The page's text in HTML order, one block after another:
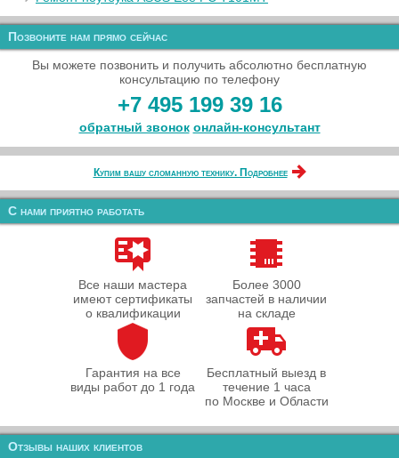
Позвоните нам прямо сейчас
Вы можете позвонить и получить абсолютно бесплатную
консультацию по телефону
+7 495 199 39 16
обратный звонок онлайн‑консультант
Купим вашу сломанную технику. Подробнее
С нами приятно работать
Все наши мастера
имеют сертификаты
о квалификации
Более 3000
запчастей в наличии
на складе
Гарантия на все
виды работ до 1 года
Бесплатный выезд в
течение 1 часа
по Москве и Области
Отзывы наших клиентов